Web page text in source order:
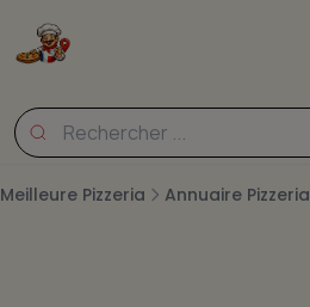
Meilleure Pizzeria Annuaire Pizzeria